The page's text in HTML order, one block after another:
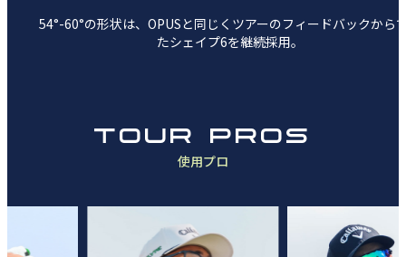
54°-60°の形状は、OPUSと同じく ツアーのフィードバックから
たシェイプ6を継続採用。
TOUR PROS
使用プロ